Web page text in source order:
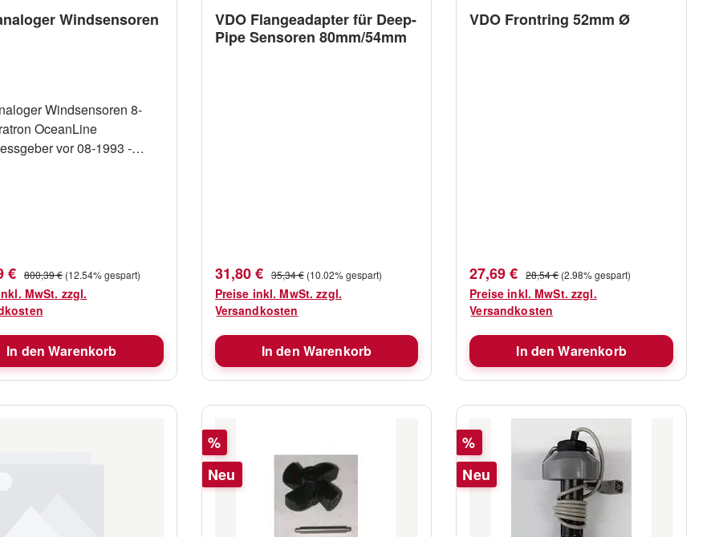
Windsensoren
Windsensoren 8-
OceanLine
vor 08-1993 -
wird. Kompatibel mit
‚Standard‘ & ‚Logic‘-
für OceanLine
08-1993Konnektor:
Hallgeber und
€ Regulärer Preis:
800,39 € (12.54% gespart)
MwSt. zzgl.
In den Warenkorb
VDO Flangeadapter für Deep-
Pipe Sensoren 80mm/54mm
Verkaufspreis:
31,80 € Regulärer Preis:
35,34 € (10.02% gespart)
Preise inkl. MwSt. zzgl.
Versandkosten
In den Warenkorb
VDO Frontring 52mm Ø
Verkaufspreis:
27,69 € Regulärer Preis:
28,54 € (2.98% gespart)
Preise inkl. MwSt. zzgl.
Versandkosten
In den Warenkorb
Rabatt
%
Neu
Rabatt
%
Neu